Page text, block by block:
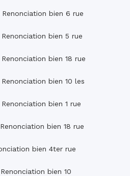
Renonciation bien 6 rue
Renonciation bien 5 rue
Renonciation bien 18 rue
Renonciation bien 10 les
Renonciation bien 1 rue
Renonciation bien 18 rue
bien 4ter rue
Renonciation bien 10